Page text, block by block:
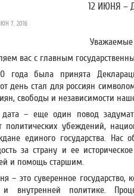
12 ИЮНЯ –
7, 2016
Уважаемые
вас с главным
года была принята
день стал для россиян
свободы и независимости
дата – еще один повод
политических убеждений,
единого государства. Нас
за страну и ее
и помощь старшим.
– это суверенное государство,
внутренней политике.